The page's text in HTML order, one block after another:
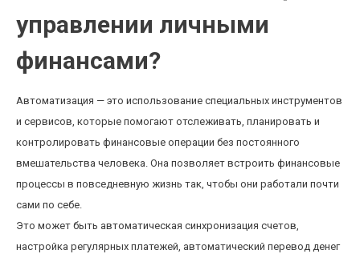
управлении личными
финансами?
Автоматизация — это использование специальных инструментов
и сервисов, которые помогают отслеживать, планировать и
контролировать финансовые операции без постоянного
вмешательства человека. Она позволяет встроить финансовые
процессы в повседневную жизнь так, чтобы они работали почти
сами по себе.
Это может быть автоматическая синхронизация счетов,
настройка регулярных платежей, автоматический перевод денег